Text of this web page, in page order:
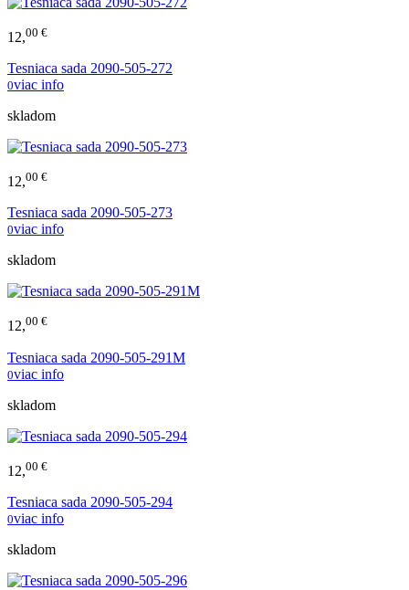
12,00 €
Tesniaca sada 2090-505-272
0viac info
skladom
12,00 €
Tesniaca sada 2090-505-273
0viac info
skladom
12,00 €
Tesniaca sada 2090-505-291M
0viac info
skladom
12,00 €
Tesniaca sada 2090-505-294
0viac info
skladom